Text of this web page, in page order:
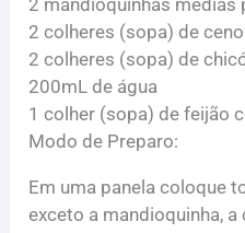
2 colheres (sopa) de
2 colheres (sopa) de
200mL de água
1 colher (sopa) de feijão
Modo de Preparo:
Em uma panela coloque
exceto a mandioquinha, a